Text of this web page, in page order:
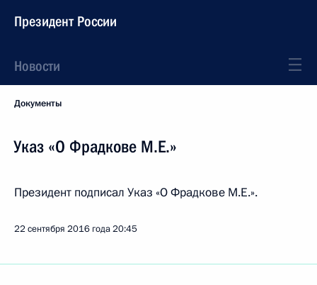
Президент России
Новости
Документы
Указ «О Фрадкове М.Е.»
Президент подписал Указ «О Фрадкове М.Е.».
22 сентября 2016 года20:45